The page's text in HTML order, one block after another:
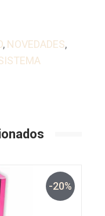
, NOVEDADES,
-20%